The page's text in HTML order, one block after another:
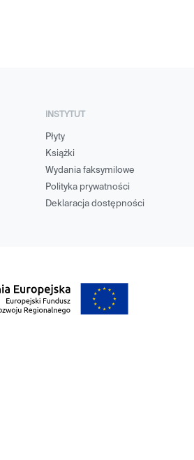
INSTYTUT
Płyty
Książki
Wydania faksymilowe
Polityka prywatności
Deklaracja dostępności